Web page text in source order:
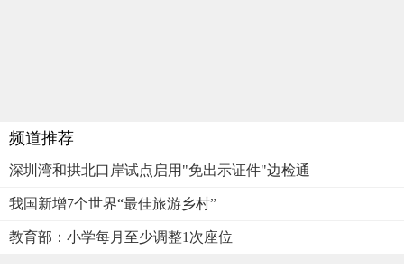
频道推荐
深圳湾和拱北口岸试点启用"免出示证件"边检通
我国新增7个世界“最佳旅游乡村”
教育部：小学每月至少调整1次座位